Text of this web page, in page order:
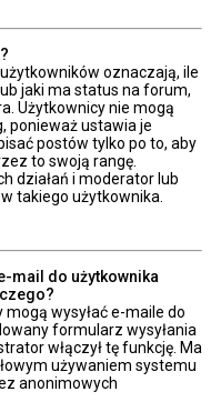
oznaczają, ile
jaki ma status na forum,
Użytkownicy nie mogą
ponieważ ustawia je
postów tylko po to, aby
to swoją rangę.
działań i moderator lub
takiego użytkownika.
mail do użytkownika
wysyłać e-maile do
formularz wysyłania
włączył tę funkcję. Ma
używaniem systemu
anonimowych